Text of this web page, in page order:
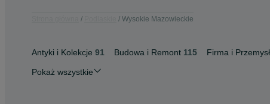
Wysokie Mazowieckie
Antyki i Kolekcje 91 Budowa i Remont 115 Firma i Przemysł
Pokaż wszystkie